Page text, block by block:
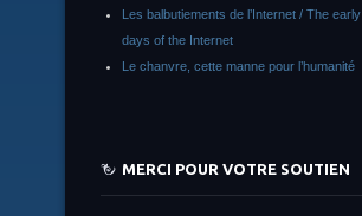
Les balbutiements de l’Internet / The early
days of the Internet
Le chanvre, cette manne pour l’humanité
MERCI POUR VOTRE SOUTIEN